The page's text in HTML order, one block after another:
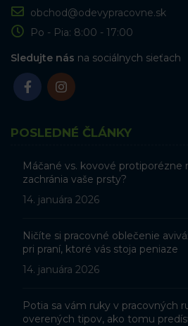
obchod@odevypracovne.sk
Po - Pia: 8:00 - 17:00
Sledujte nás na sociálnych sieťach
POSLEDNÉ ČLÁNKY
Máčané vs. kovové protiporézne
zachránia vaše prsty?
14. januára 2026
Ničíte si pracovné oblečenie
pri praní, ktoré vás stoja peniaze
14. januára 2026
Potia sa vám ruky v pracovných
overených tipov, ako tomu